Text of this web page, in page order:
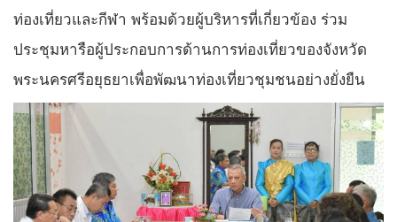
ท่องเที่ยวและกีฬา พร้อมด้วยผู้บริหารที่เกี่ยวข้อง ร่วม
ประชุมหารือผู้ประกอบการด้านการท่องเที่ยวของจังหวัด
พระนครศรีอยุธยาเพื่อพัฒนาท่องเที่ยวชุมชนอย่างยั่งยืน